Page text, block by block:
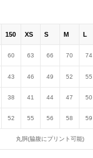
150 XS S M L
60 63 66 70 74
43 46 49 52 55
38 41 44 47 50
52 55 56 58 59
丸胴(脇腹にプリント可能)